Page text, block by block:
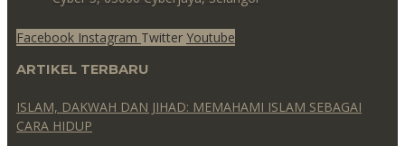
Facebook Instagram Twitter Youtube
ARTIKEL TERBARU
ISLAM, DAKWAH DAN JIHAD: MEMAHAMI ISLAM SEBAGAI
CARA HIDUP